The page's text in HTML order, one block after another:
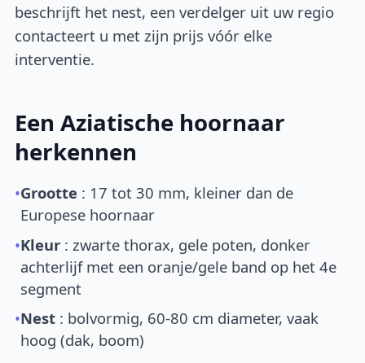
beschrijft het nest, een verdelger uit uw regio
contacteert u met zijn prijs vóór elke
interventie.
Een Aziatische hoornaar
herkennen
•Grootte : 17 tot 30 mm, kleiner dan de
Europese hoornaar
•Kleur : zwarte thorax, gele poten, donker
achterlijf met een oranje/gele band op het 4e
segment
•Nest : bolvormig, 60-80 cm diameter, vaak
hoog (dak, boom)